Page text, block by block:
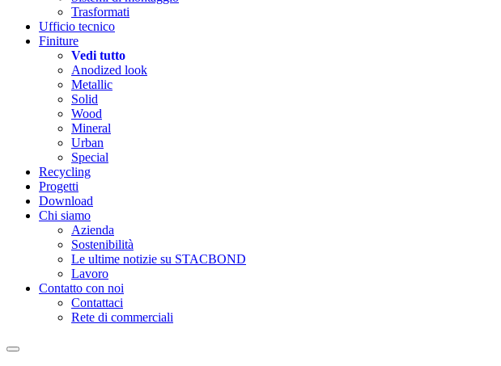
Trasformati
Ufficio tecnico
Finiture
Vedi tutto
Anodized look
Metallic
Solid
Wood
Mineral
Urban
Special
Recycling
Progetti
Download
Chi siamo
Azienda
Sostenibilità
Le ultime notizie su STACBOND
Lavoro
Contatto con noi
Contattaci
Rete di commerciali